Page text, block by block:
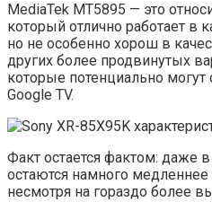
MediaTek MT5895 — это
который отлично работает в
но не особенно хорош в
других более продвинутых
которые потенциально могут
Google TV.
Факт остается фактом: даже
остаются намного
несмотря на гораздо более